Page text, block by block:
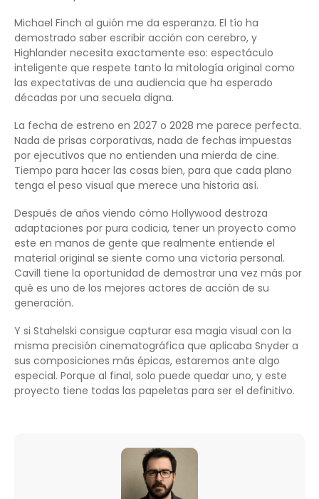
Michael Finch al guión me da esperanza. El tío ha
demostrado saber escribir acción con cerebro, y
Highlander necesita exactamente eso: espectáculo
inteligente que respete tanto la mitología original como
las expectativas de una audiencia que ha esperado
décadas por una secuela digna.
La fecha de estreno en 2027 o 2028 me parece perfecta.
Nada de prisas corporativas, nada de fechas impuestas
por ejecutivos que no entienden una mierda de cine.
Tiempo para hacer las cosas bien, para que cada plano
tenga el peso visual que merece una historia así.
Después de años viendo cómo Hollywood destroza
adaptaciones por pura codicia, tener un proyecto como
este en manos de gente que realmente entiende el
material original se siente como una victoria personal.
Cavill tiene la oportunidad de demostrar una vez más por
qué es uno de los mejores actores de acción de su
generación.
Y si Stahelski consigue capturar esa magia visual con la
misma precisión cinematográfica que aplicaba Snyder a
sus composiciones más épicas, estaremos ante algo
especial. Porque al final, solo puede quedar uno, y este
proyecto tiene todas las papeletas para ser el definitivo.